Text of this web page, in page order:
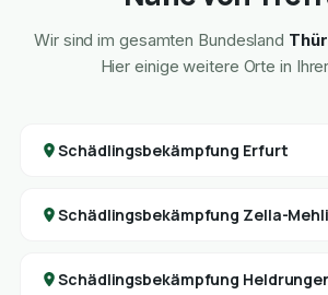
Wir sind im gesamten Bundesland
Hier einige weitere Orte in
Schädlingsbekämpfung Erfurt
Schädlingsbekämpfung Zella-
Schädlingsbekämpfung